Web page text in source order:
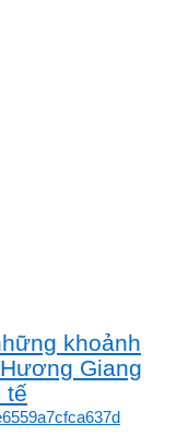
khoảnh
Giang
tế